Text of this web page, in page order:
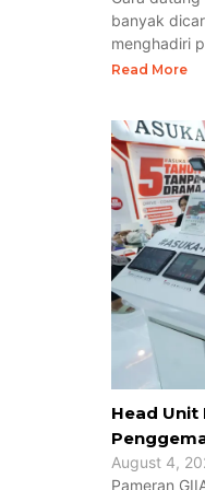
banyak
menghadiri
Read More
Head Unit
August 4,
Pameran